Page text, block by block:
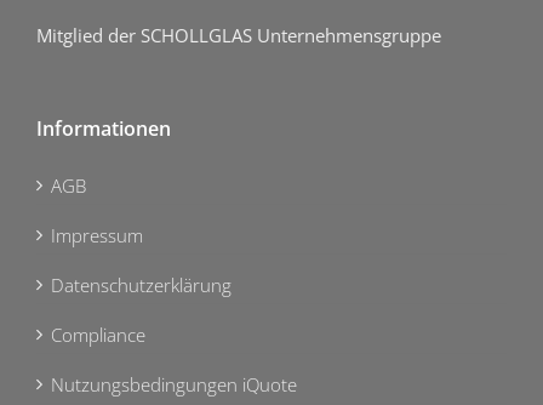
Mitglied der SCHOLLGLAS Unternehmensgruppe
Informationen
AGB
Impressum
Datenschutzerklärung
Compliance
Nutzungsbedingungen iQuote